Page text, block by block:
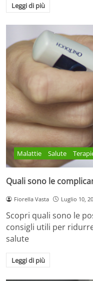
Leggi di più
Malattie Salute
Quali sono le
Fiorella Vasta Luglio 10,
Scopri quali sono le
consigli utili per
salute
Leggi di più